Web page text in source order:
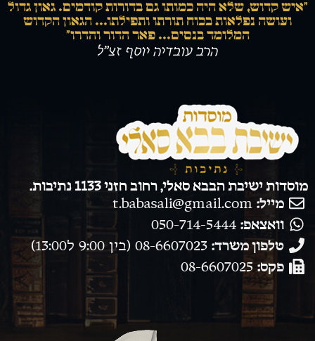
“איש קדוש, שלא היה כמותו גם בדורות קודמים. גאון גדול
ועושה נפלאות בכוח תורתו ותפילתו... הגאון הקדוש
המלומד בנסים... פאר הדור והדרו"
הרב עובדיה יוסף זצ”ל
מוסדות ישיבת הבבא סאלי, רחוב חזני 1133 נתיבות.
מייל:t.babasali@gmail.com
וואצאפ:050-714-5444
טלפון משרד:08-6607023 (בין 9:00 ל13:00)
פקס:08-6607025